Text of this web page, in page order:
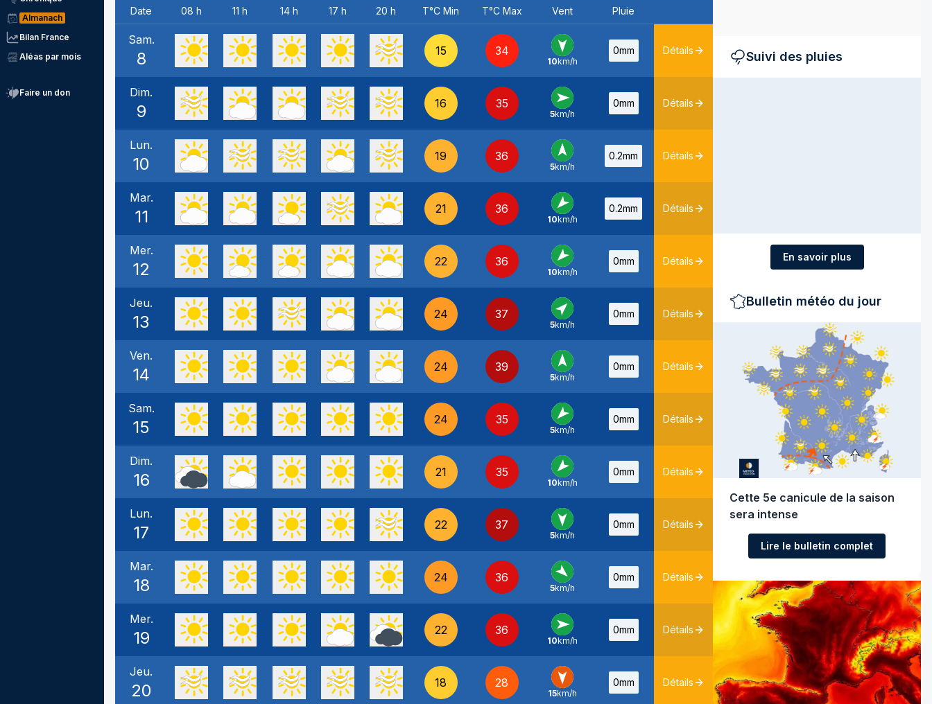
Almanach
Bilan France
Aléas par mois
Faire un don
Date 08 h 11 h 14 h 17 h 20 h T°C Min T°C Max Vent Pluie
Sam.
8 15 34
N -
10km/h
0mm Détails
Dim.
9 16 35
O -
5km/h
0mm Détails
Lun.
10 19 36
S -
5km/h
0.2mm Détails
Mar.
11 21 36
NE -
10km/h
0.2mm Détails
Mer.
12 22 36
NE -
10km/h
0mm Détails
Jeu.
13 24 37
SO
5km/h
0mm Détails
Ven.
14 24 39
S -
5km/h
0mm Détails
Sam.
15 24 35
NE
5km/h
0mm Détails
Dim.
16 21 35
NE -
10km/h
0mm Détails
Lun.
17 22 37
N -
5km/h
0mm Détails
Mar.
18 24 36
NO
5km/h
0mm Détails
Mer.
19 22 36
O -
10km/h
0mm Détails
Jeu.
20 18 28
N -
15km/h
0mm Détails
Suivi des pluies
En savoir plus
Bulletin météo du jour
Cette 5e canicule de la saison
sera intense
Lire le bulletin complet